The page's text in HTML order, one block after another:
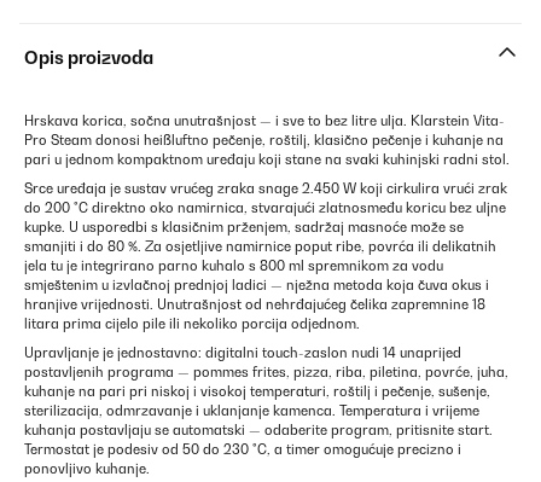
Opis proizvoda
Hrskava korica, sočna unutrašnjost — i sve to bez litre ulja. Klarstein Vita-
Pro Steam donosi heißluftno pečenje, roštilj, klasično pečenje i kuhanje na
pari u jednom kompaktnom uređaju koji stane na svaki kuhinjski radni stol.
Srce uređaja je sustav vrućeg zraka snage 2.450 W koji cirkulira vrući zrak
do 200 °C direktno oko namirnica, stvarajući zlatnosmeđu koricu bez uljne
kupke. U usporedbi s klasičnim prženjem, sadržaj masnoće može se
smanjiti i do 80 %. Za osjetljive namirnice poput ribe, povrća ili delikatnih
jela tu je integrirano parno kuhalo s 800 ml spremnikom za vodu
smještenim u izvlačnoj prednjoj ladici — nježna metoda koja čuva okus i
hranjive vrijednosti. Unutrašnjost od nehrđajućeg čelika zapremnine 18
litara prima cijelo pile ili nekoliko porcija odjednom.
Upravljanje je jednostavno: digitalni touch-zaslon nudi 14 unaprijed
postavljenih programa — pommes frites, pizza, riba, piletina, povrće, juha,
kuhanje na pari pri niskoj i visokoj temperaturi, roštilj i pečenje, sušenje,
sterilizacija, odmrzavanje i uklanjanje kamenca. Temperatura i vrijeme
kuhanja postavljaju se automatski — odaberite program, pritisnite start.
Termostat je podesiv od 50 do 230 °C, a timer omogućuje precizno i
ponovljivo kuhanje.